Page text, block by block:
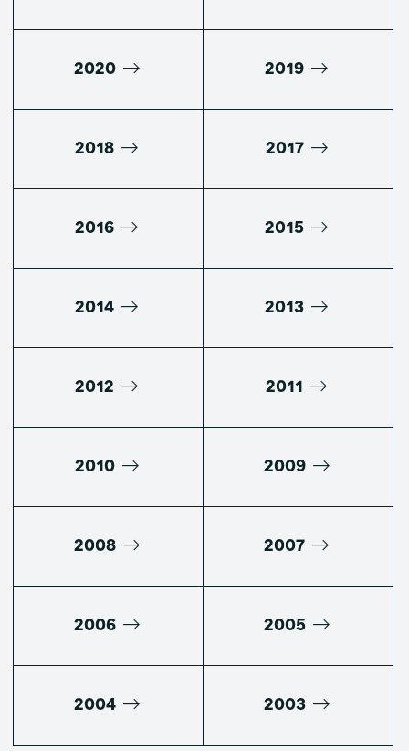
2020 2019
2018 2017
2016 2015
2014 2013
2012 2011
2010 2009
2008 2007
2006 2005
2004 2003